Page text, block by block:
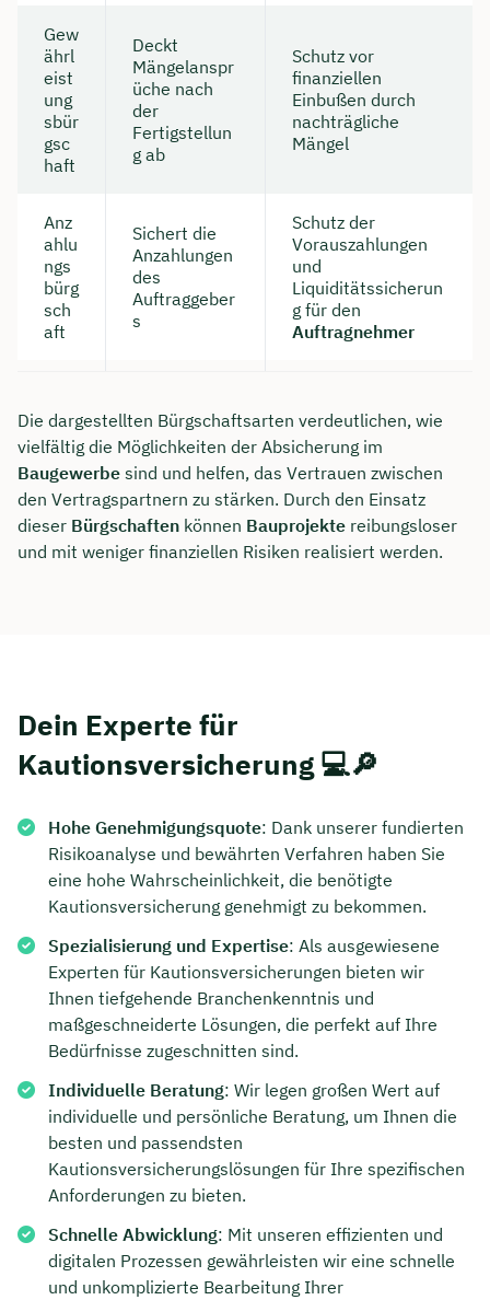
Gew
ährl
eist
ung
sbür
gsc
haft
Deckt
Mängelanspr
üche nach
der
Fertigstellun
g ab
Schutz vor
finanziellen
Einbußen durch
nachträgliche
Mängel
Anz
ahlu
ngs
bürg
sch
aft
Sichert die
Anzahlungen
des
Auftraggeber
s
Schutz der
Vorauszahlungen
und
Liquiditätssicherun
g für den
Auftragnehmer
Die dargestellten Bürgschaftsarten verdeutlichen, wie
vielfältig die Möglichkeiten der Absicherung im
Baugewerbe sind und helfen, das Vertrauen zwischen
den Vertragspartnern zu stärken. Durch den Einsatz
dieser Bürgschaften können Bauprojekte reibungsloser
und mit weniger finanziellen Risiken realisiert werden.
Dein Experte für
Kautionsversicherung 💻🔎
Hohe Genehmigungsquote: Dank unserer fundierten
Risikoanalyse und bewährten Verfahren haben Sie
eine hohe Wahrscheinlichkeit, die benötigte
Kautionsversicherung genehmigt zu bekommen.
Spezialisierung und Expertise: Als ausgewiesene
Experten für Kautionsversicherungen bieten wir
Ihnen tiefgehende Branchenkenntnis und
maßgeschneiderte Lösungen, die perfekt auf Ihre
Bedürfnisse zugeschnitten sind.
Individuelle Beratung: Wir legen großen Wert auf
individuelle und persönliche Beratung, um Ihnen die
besten und passendsten
Kautionsversicherungslösungen für Ihre spezifischen
Anforderungen zu bieten.
Schnelle Abwicklung: Mit unseren effizienten und
digitalen Prozessen gewährleisten wir eine schnelle
und unkomplizierte Bearbeitung Ihrer